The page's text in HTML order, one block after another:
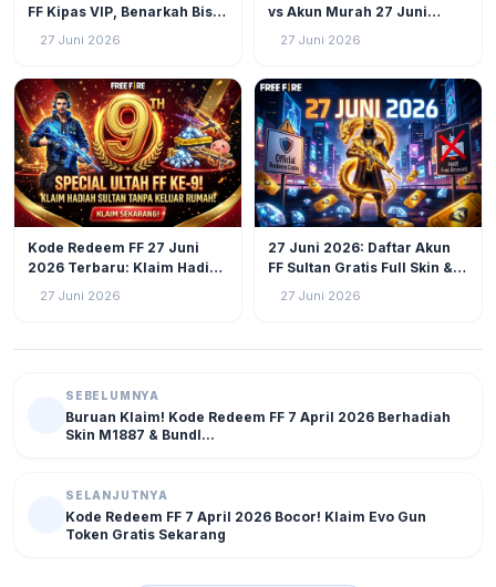
FF Kipas VIP, Benarkah Bisa
Ubah Akun Biasa Jadi
27 Juni 2026
vs Akun Murah 27 Juni
2026: Beda 100x Lipat!
27 Juni 2026
Kode Redeem FF 27 Juni
2026 Terbaru: Klaim Hadiah
27 Juni 2026
27 Juni 2026: Daftar Akun
FF Sultan Gratis Full Skin &
27 Juni 2026
SEBELUMNYA
Buruan Klaim! Kode Redeem FF 7 April 2026 Berhadiah
Skin M1887 & Bundl...
SELANJUTNYA
Kode Redeem FF 7 April 2026 Bocor! Klaim Evo Gun
Token Gratis Sekarang